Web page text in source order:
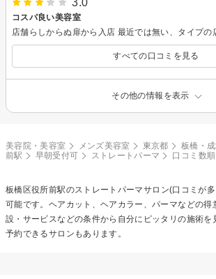
コスパ良い美容室
すべての口コミを見る
その他の情報を表示
美容院・美容室 メンズ美容室 東京都 板橋・
前駅
早朝受付可 ストレートパーマ 口コミ数順
板橋区役所前駅のストレートパーマサロン(口コミが
可能です。ヘアカット、ヘアカラー、パーマなどの得
設・サービスなどの条件から自分にピッタリの施術を
予約できるサロンもあります。